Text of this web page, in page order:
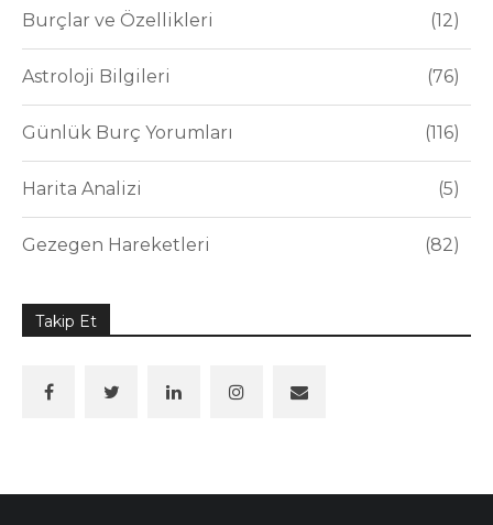
Burçlar ve Özellikleri 12
Astroloji Bilgileri 76
Günlük Burç Yorumları 116
Harita Analizi 5
Gezegen Hareketleri 82
Takip Et